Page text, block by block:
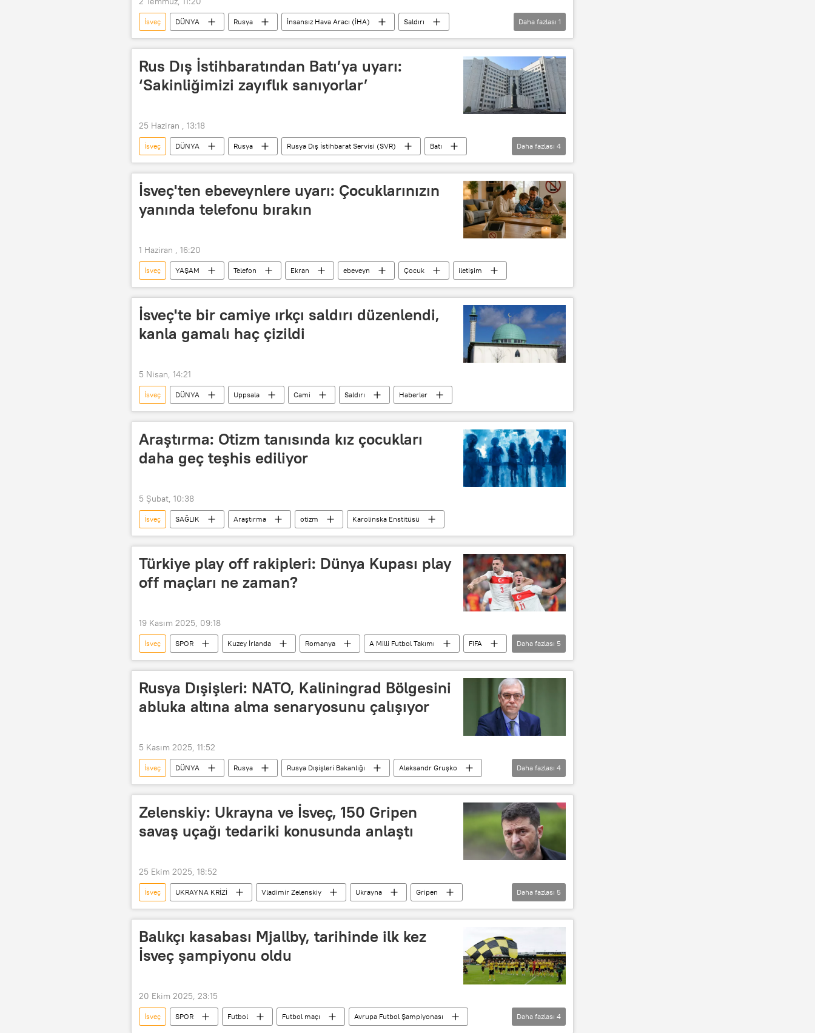
İsveç DÜNYA Rusya İnsansız Hava Aracı (İHA)
Saldırı
Provokasyon
Daha fazlası 1
Rus Dış İstihbaratından Batı’ya uyarı:
‘Sakinliğimizi zayıflık sanıyorlar’
25 Haziran , 13:18
İsveç DÜNYA Rusya Rusya Dış İstihbarat Servisi (SVR)
Batı
Ukrayna
Gemi Tanker BM Deniz Hukuku Sözleşmesi
Daha fazlası 4
İsveç'ten ebeveynlere uyarı: Çocuklarınızın
yanında telefonu bırakın
1 Haziran , 16:20
İsveç YAŞAM Telefon Ekran ebeveyn Çocuk iletişim
İsveç'te bir camiye ırkçı saldırı düzenlendi,
kanla gamalı haç çizildi
5 Nisan, 14:21
İsveç DÜNYA Uppsala Cami Saldırı Haberler
Araştırma: Otizm tanısında kız çocukları
daha geç teşhis ediliyor
5 Şubat, 10:38
İsveç SAĞLIK Araştırma otizm Karolinska Enstitüsü
Türkiye play off rakipleri: Dünya Kupası play
off maçları ne zaman?
19 Kasım 2025, 09:18
İsveç SPOR Kuzey İrlanda Romanya A Milli Futbol Takımı
FIFA
Dünya Kupası
salih özcan play-off Kuzey Makedonya Makedonya
Daha fazlası 5
Rusya Dışişleri: NATO, Kaliningrad Bölgesini
abluka altına alma senaryosunu çalışıyor
5 Kasım 2025, 11:52
İsveç DÜNYA Rusya Rusya Dışişleri Bakanlığı
Aleksandr Gruşko
NATO
Baltık ülkeleri Kaliningrad Finlandiya
Daha fazlası 4
Zelenskiy: Ukrayna ve İsveç, 150 Gripen
savaş uçağı tedariki konusunda anlaştı
25 Ekim 2025, 18:52
İsveç UKRAYNA KRİZİ Vladimir Zelenskiy Ukrayna
Gripen
Savaş uçağı
Rusya NATO Kremlin Telegram
Daha fazlası 5
Balıkçı kasabası Mjallby, tarihinde ilk kez
İsveç şampiyonu oldu
20 Ekim 2025, 23:15
İsveç SPOR Futbol Futbol maçı
Avrupa Futbol Şampiyonası
Daha fazlası 4